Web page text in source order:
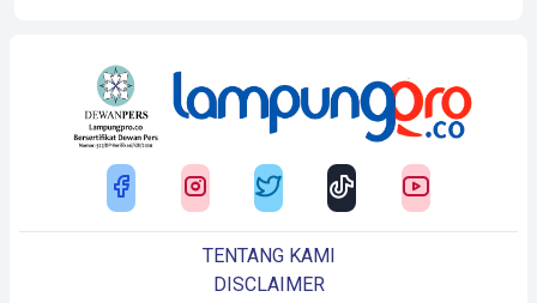
TENTANG KAMI
DISCLAIMER